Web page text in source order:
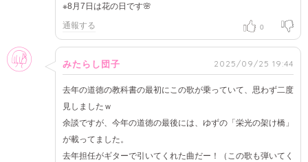
※8月7日は花の日です🌸
通報する 0
女性
みたらし団子 2025/09/25 19:44
去年の道徳の教科書の最初にこの歌が乗っていて、思わず二度
見しましたｗ
余談ですが、今年の道徳の最後には、ゆずの「栄光の架け橋」
が載ってました。
去年担任がギターで引いてくれた曲だー！（この歌も弾いてく